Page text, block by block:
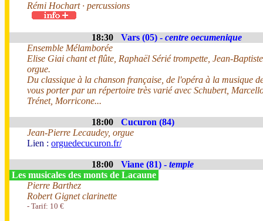
Rémi Hochart · percussions
18:30 Vars (05) - centre oecumenique
Ensemble Mélamborée
Elise Giai chant et flûte, Raphaël Sérié trompette, Jean-
orgue.
Du classique à la chanson française, de l'opéra à la musique
vous porter par un répertoire très varié avec Schubert,
Trénet, Morricone...
18:00
Cucuron (84)
Jean-Pierre Lecaudey, orgue
Lien : orguedecucuron.fr/
18:00 Viane (81) - temple
Les musicales des monts de Lacaune
Pierre Barthez
Robert Gignet clarinette
- Tarif: 10 €